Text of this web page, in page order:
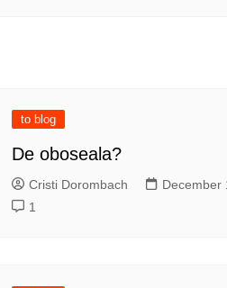
to blog
De oboseala?
Cristi Dorombach
December
1